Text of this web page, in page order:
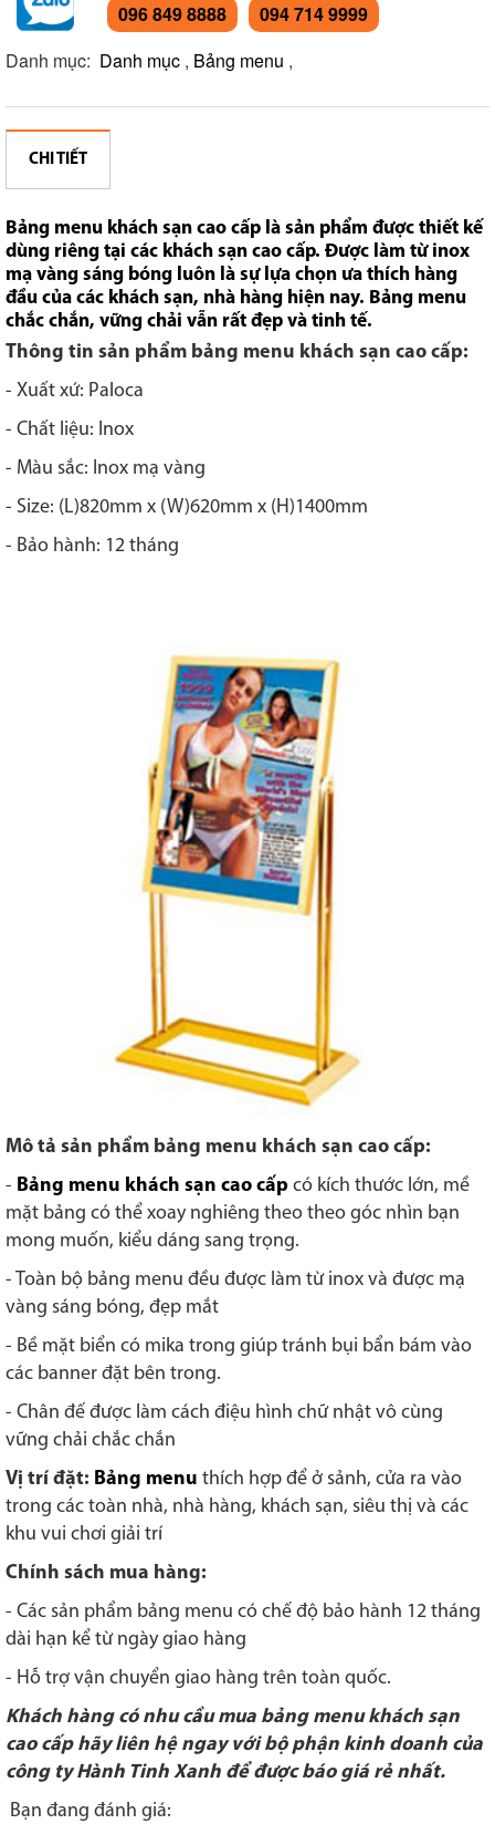
096 849 8888
094 714 9999
Danh mục: Danh mục , Bảng menu ,
CHI TIẾT
Bảng menu khách sạn cao cấp là sản phẩm được thiết kế
dùng riêng tại các khách sạn cao cấp. Được làm từ inox
mạ vàng sáng bóng luôn là sự lựa chọn ưa thích hàng
đầu của các khách sạn, nhà hàng hiện nay. Bảng menu
chắc chắn, vững chải vẫn rất đẹp và tinh tế.
Thông tin sản phẩm bảng menu khách sạn cao cấp:
- Xuất xứ: Paloca
- Chất liệu: Inox
- Màu sắc: Inox mạ vàng
- Size: (L)820mm x (W)620mm x (H)1400mm
- Bảo hành: 12 tháng
Mô tả sản phẩm bảng menu khách sạn cao cấp:
- Bảng menu khách sạn cao cấp có kích thước lớn, mề
mặt bảng có thể xoay nghiêng theo theo góc nhìn bạn
mong muốn, kiểu dáng sang trọng.
- Toàn bộ bảng menu đều được làm từ inox và được mạ
vàng sáng bóng, đẹp mắt
- Bề mặt biển có mika trong giúp tránh bụi bẩn bám vào
các banner đặt bên trong.
- Chân đế được làm cách điệu hình chữ nhật vô cùng
vững chải chắc chắn
Vị trí đặt: Bảng menu thích hợp để ở sảnh, cửa ra vào
trong các toàn nhà, nhà hàng, khách sạn, siêu thị và các
khu vui chơi giải trí
Chính sách mua hàng:
- Các sản phẩm bảng menu có chế độ bảo hành 12 tháng
dài hạn kể từ ngày giao hàng
- Hỗ trợ vận chuyển giao hàng trên toàn quốc.
Khách hàng có nhu cầu mua bảng menu khách sạn
cao cấp hãy liên hệ ngay với bộ phận kinh doanh của
công ty Hành Tinh Xanh để được báo giá rẻ nhất.
Bạn đang đánh giá: